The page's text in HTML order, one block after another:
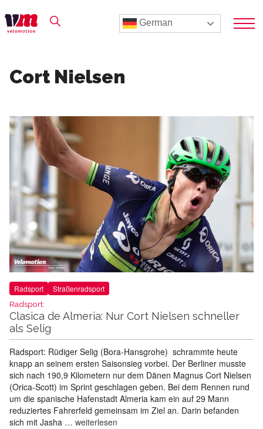
German
Cort Nielsen
Radsport Straßenradsport
Radsport:
Clasica de Almeria: Nur Cort Nielsen schneller
als Selig
Radsport: Rüdiger Selig (Bora-Hansgrohe) schrammte heute
knapp an seinem ersten Saisonsieg vorbei. Der Berliner musste
sich nach 190,9 Kilometern nur dem Dänen Magnus Cort Nielsen
(Orica-Scott) im Sprint geschlagen geben. Bei dem Rennen rund
um die spanische Hafenstadt Almeria kam ein auf 29 Mann
reduziertes Fahrerfeld gemeinsam im Ziel an. Darin befanden
sich mit Jasha … weiterlesen